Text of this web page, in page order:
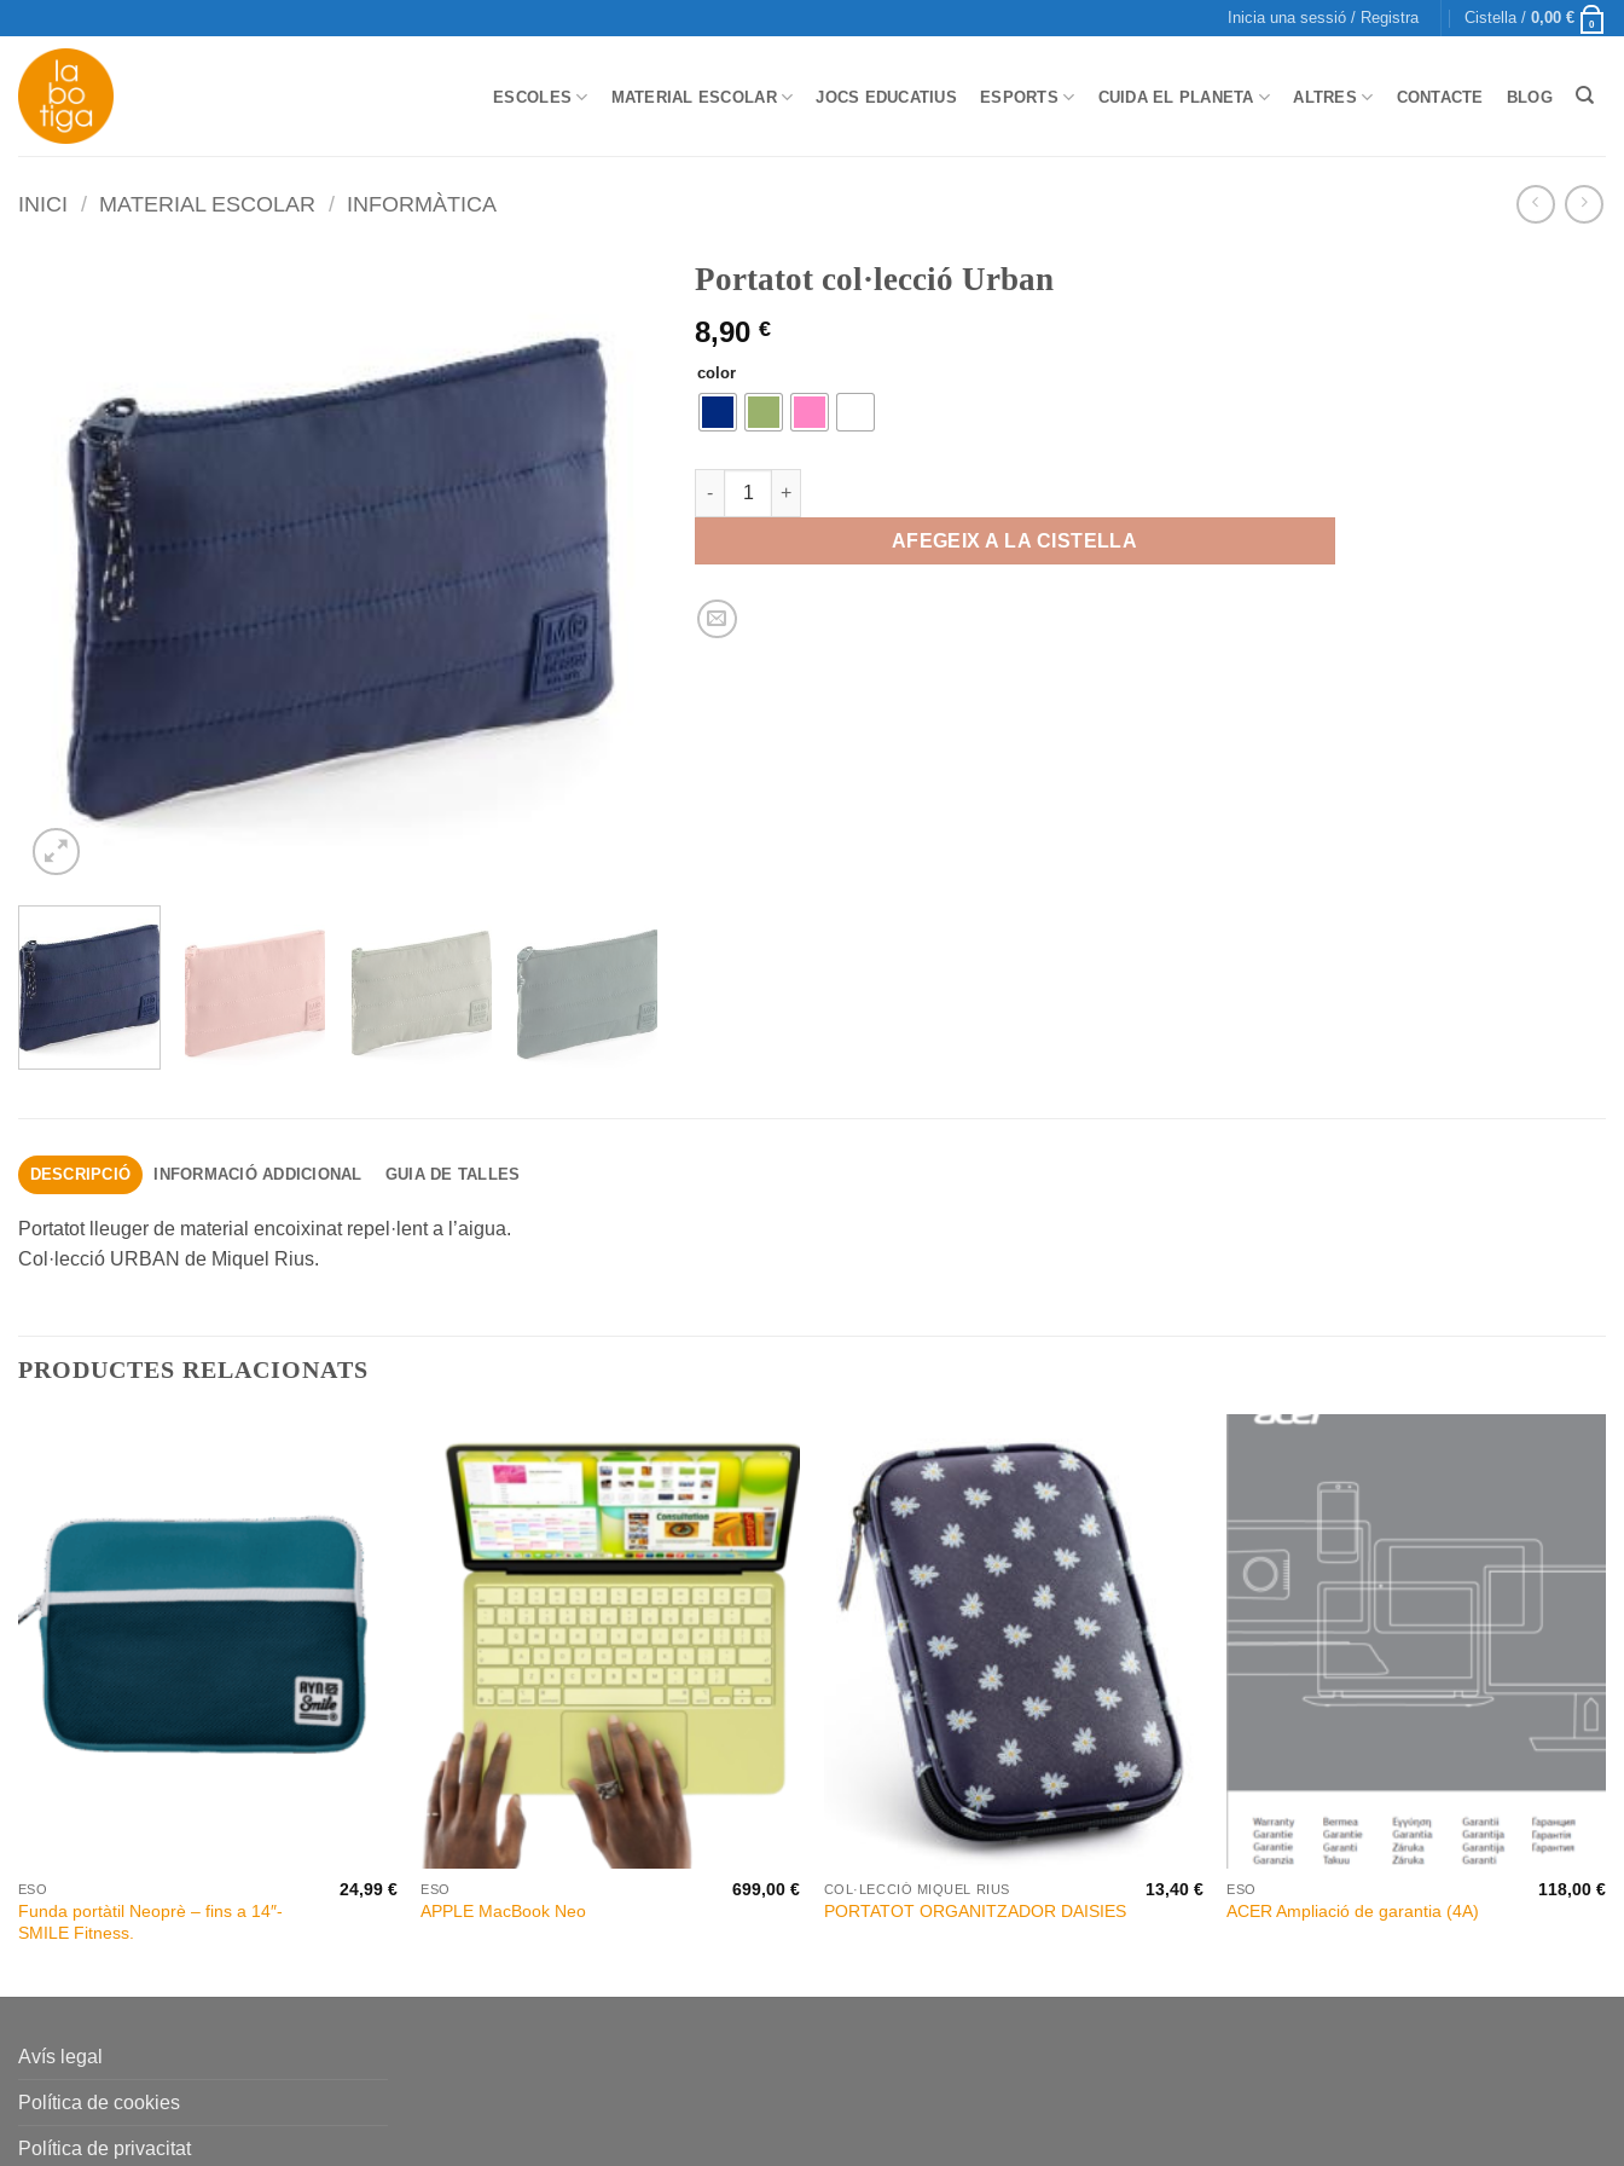
content
Inicia una sessió / Registra Cistella / 0,00 € 0
ESCOLES MATERIAL ESCOLAR JOCS EDUCATIUS ESPORTS CUIDA EL PLANETA ALTRES CONTACTE BLOG
INICI / MATERIAL ESCOLAR / INFORMÀTICA
Portatot col·lecció Urban
8,90 €
color
quantitat de Portatot col·lecció Urban
AFEGEIX A LA CISTELLA
DESCRIPCIÓ INFORMACIÓ ADDICIONAL GUIA DE TALLES
Portatot lleuger de material encoixinat repel·lent a l’aigua.
Col·lecció URBAN de Miquel Rius.
PRODUCTES RELACIONATS
ESO
Funda portàtil Neoprè – fins a 14″-
SMILE Fitness.
24,99 € ESO
APPLE MacBook Neo
699,00€ COL·LECCIÓ MIQUEL RIUS
PORTATOT ORGANITZADOR DAISIES
13,40 €
+
ESO
ACER Ampliació de garantia (4A)
118,00€
Avís legal
Política de cookies
Política de privacitat